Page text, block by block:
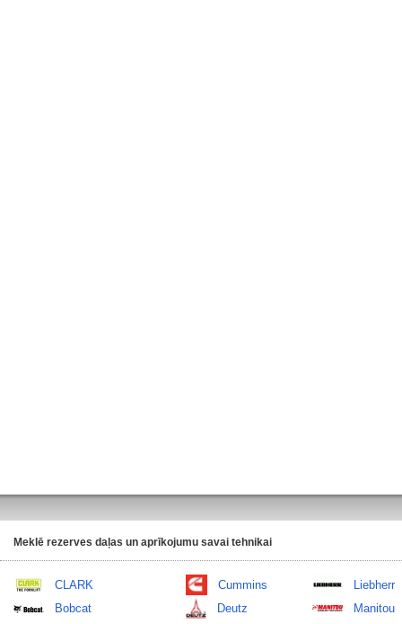
Meklē rezerves daļas un aprīkojumu savai tehnikai
CLARK
Bobcat
Cummins
Deutz
Liebherr
Manitou